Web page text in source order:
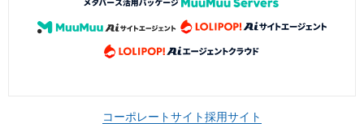
コーポレートサイト採用サイト